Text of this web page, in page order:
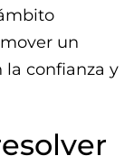
un
la confianza y